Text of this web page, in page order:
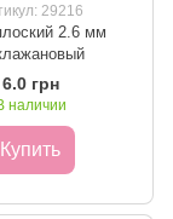
29216
2.6 мм
6.0 грн
наличии
Купить